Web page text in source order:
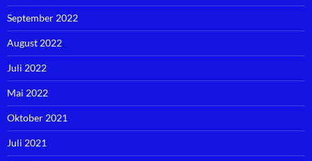
September 2022
August 2022
Juli 2022
Mai 2022
Oktober 2021
Juli 2021